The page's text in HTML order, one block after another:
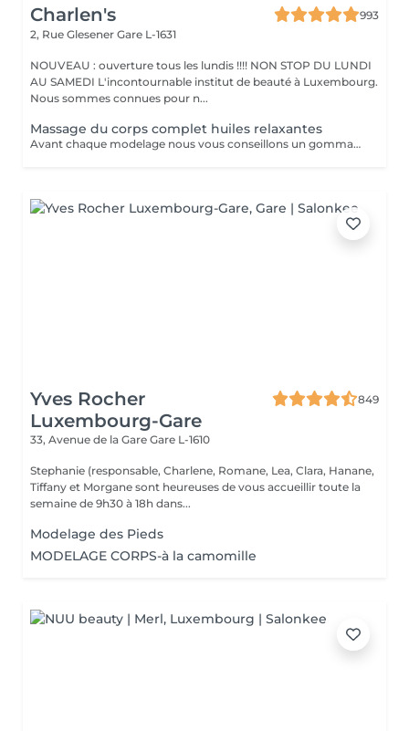
Charlen's
993
2, Rue Glesener Gare L-1631
NOUVEAU : ouverture tous les lundis !!!! NON STOP DU LUNDI
AU SAMEDI L'incontournable institut de beauté à Luxembourg.
Nous sommes connues pour n...
Massage du corps complet huiles relaxantes
Avant chaque modelage nous vous conseillons un gommage du corps peau de velours qui rendra votre peau toute douce. Le modelage est réalise par des personnes diplômées
Yves Rocher
Luxembourg-Gare
849
33, Avenue de la Gare Gare L-1610
Stephanie (responsable, Charlene, Romane, Lea, Clara, Hanane,
Tiffany et Morgane sont heureuses de vous accueillir toute la
semaine de 9h30 à 18h dans...
Modelage des Pieds
MODELAGE CORPS-à la camomille